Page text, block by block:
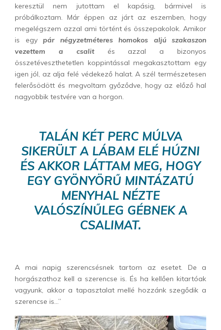
keresztül nem jutottam el kapásig, bármivel is
próbálkoztam. Már éppen az járt az eszemben, hogy
megelégszem azzal ami történt és összepakolok. Amikor
is egy pár négyzetméteres homokos aljú szakaszon
vezettem a csalités azzal a bizonyos
összetéveszthetetlen koppintással megakasztottam egy
igen jól, az alja felé védekező halat. A szél természetesen
felerősödött és megvoltam győződve, hogy az előző hal
nagyobbik testvére van a horgon.
TALÁN KÉT PERC MÚLVA
SIKERÜLT A LÁBAM ELÉ HÚZNI
ÉS AKKOR LÁTTAM MEG, HOGY
EGY GYÖNYÖRŰ MINTÁZATÚ
MENYHAL NÉZTE
VALÓSZÍNŰLEG GÉBNEK A
CSALIMAT.
A mai napig szerencsésnek tartom az esetet. De a
horgászathoz kell a szerencse is. És ha kellően kitartóak
vagyunk, akkor a tapasztalat mellé hozzánk szegődik a
szerencse is…”